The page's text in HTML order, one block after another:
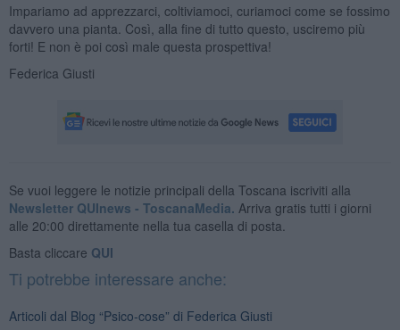
Impariamo ad apprezzarci, coltiviamoci, curiamoci come se fossimo
davvero una pianta. Così, alla fine di tutto questo, usciremo più
forti! E non è poi così male questa prospettiva!
Federica Giusti
Se vuoi leggere le notizie principali della Toscana iscriviti alla
Newsletter QUInews - ToscanaMedia. Arriva gratis tutti i giorni
alle 20:00 direttamente nella tua casella di posta.
Basta cliccare QUI
Ti potrebbe interessare anche:
Articoli dal Blog “Psico-cose” di Federica Giusti